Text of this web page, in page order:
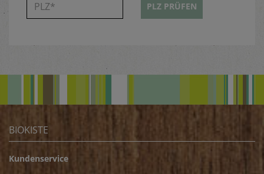
PLZ PRÜFEN
BIOKISTE
Kundenservice